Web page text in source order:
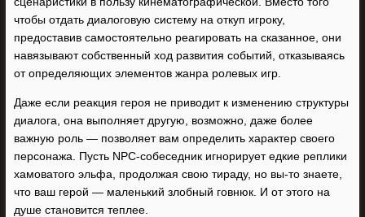
чтобы отдать диалоговую систему на откуп игроку,
предоставив самостоятельно реагировать на сказанное, они
навязывают собственный ход развития событий, отказываясь
от определяющих элементов жанра ролевых игр.
Даже если реакция героя не приводит к изменению структуры
диалога, она выполняет другую, возможно, даже более
важную роль — позволяет вам определить характер своего
персонажа. Пусть NPC-собеседник игнорирует едкие реплики
хамоватого эльфа, продолжая свою тираду, но вы-то знаете,
что ваш герой — маленький злобный говнюк. И от этого на
душе становится теплее.